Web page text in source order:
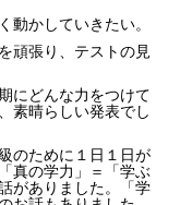
かしていきたい。
頑張り、テストの見
にどんな力をつけて
素晴らしい発表でし
のために１日１日が
真の学力」＝「学ぶ
がありました。「学